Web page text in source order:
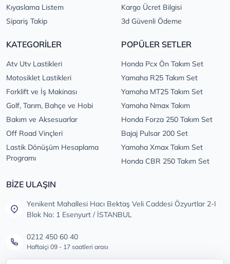
Kıyaslama Listem
Sipariş Takip
Kargo Ücret Bilgisi
3d Güvenli Ödeme
KATEGORİLER
Atv Utv Lastikleri
Motosiklet Lastikleri
Forklift ve İş Makinası
Golf, Tarım, Bahçe ve Hobi
Bakım ve Aksesuarlar
Off Road Vinçleri
Lastik Dönüşüm Hesaplama
Programı
POPÜLER SETLER
Honda Pcx Ön Takım Set
Yamaha R25 Takım Set
Yamaha MT25 Takım Set
Yamaha Nmax Takım
Honda Forza 250 Takım Set
Bajaj Pulsar 200 Set
Yamaha Xmax Takım Set
Honda CBR 250 Takım Set
BİZE ULAŞIN
Yenikent Mahallesi Hacı Bektaş Veli Caddesi Özyurtlar 2-I
Blok No: 1 Esenyurt / İSTANBUL
0212 450 60 40
Haftaiçi 09 - 17 saatleri arası